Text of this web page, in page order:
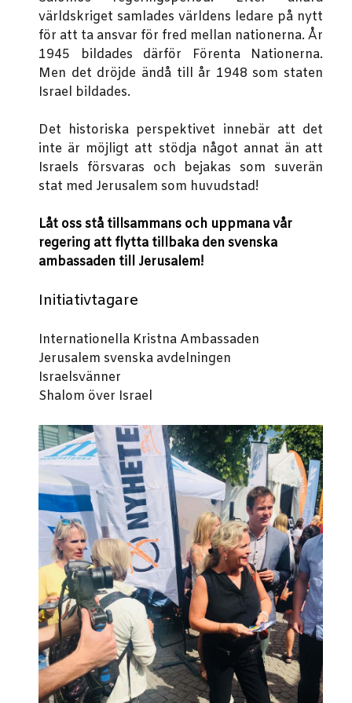
världskriget samlades världens ledare på nytt
för att ta ansvar för fred mellan nationerna. År
1945 bildades därför Förenta Nationerna.
Men det dröjde ändå till år 1948 som staten
Israel bildades.
Det historiska perspektivet innebär att det
inte är möjligt att stödja något annat än att
Israels försvaras och bejakas som suverän
stat med Jerusalem som huvudstad!
Låt oss stå tillsammans och uppmana vår
regering att flytta tillbaka den svenska
ambassaden till Jerusalem!
Initiativtagare
Internationella Kristna Ambassaden
Jerusalem svenska avdelningen
Israelsvänner
Shalom över Israel